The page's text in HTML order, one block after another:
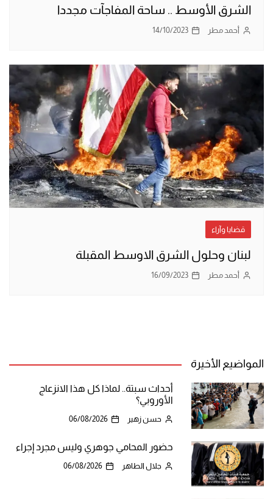
الشرق الأوسط .. ساحة المفاجآت مجددا
أحمد مطر 14/10/2023
قضايا وآراء
لبنان وحلول الشرق الاوسط المقبلة
أحمد مطر 16/09/2023
المواضيع الأخيرة
أحداث سبتة.. لماذا كل هذا الانزعاج
الأوروبي؟
حسن زهير 06/08/2026
حضور المحامي جوهري وليس مجرد إجراء
جلال الطاهر 06/08/2026